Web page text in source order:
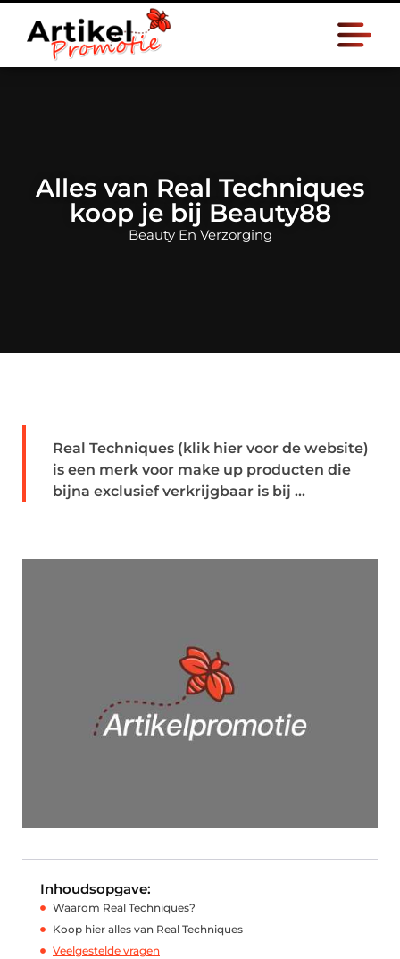
Alles van Real Techniques
koop je bij Beauty88
Beauty En Verzorging
Real Techniques (klik hier voor de website)
is een merk voor make up producten die
bijna exclusief verkrijgbaar is bij ...
Inhoudsopgave:
Waarom Real Techniques?
Koop hier alles van Real Techniques
Veelgestelde vragen